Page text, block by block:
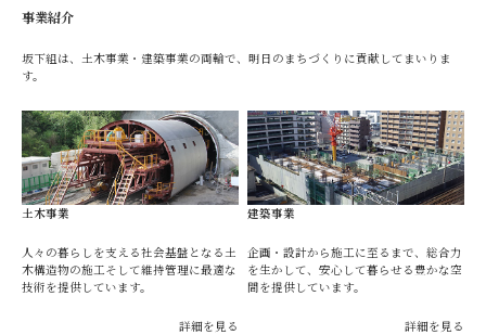
事業紹介
坂下組は、土木事業・建築事業の両輪で、明日のまちづくりに貢献してまいりま
す。
土木事業
人々の暮らしを支える社会基盤となる土
木構造物の施工そして維持管理に最適な
技術を提供しています。
詳細を見る
建築事業
企画・設計から施工に至るまで、総合力
を生かして、安心して暮らせる豊かな空
間を提供しています。
詳細を見る